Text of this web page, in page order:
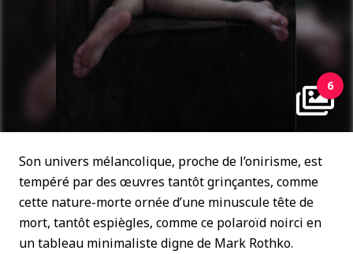
6
Son univers mélancolique, proche de l’onirisme, est
tempéré par des œuvres tantôt grinçantes, comme
cette nature-morte ornée d’une minuscule tête de
mort, tantôt espiègles, comme ce polaroïd noirci en
un tableau minimaliste digne de Mark Rothko.